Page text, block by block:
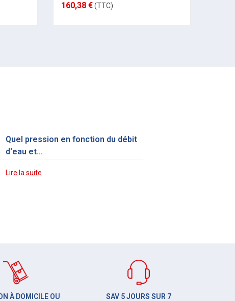
160,38 €(TTC)
Quel pression en fonction du débit
d'eau et...
Lire la suite
À DOMICILE OU
SAV 5 JOURS SUR 7